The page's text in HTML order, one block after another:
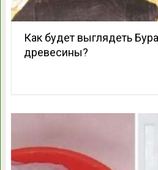
Как будет выглядеть
древесины?